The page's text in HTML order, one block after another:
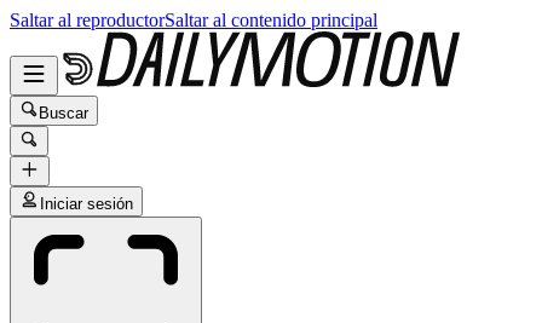
Saltar al reproductorSaltar al contenido principal
Buscar
Iniciar sesión